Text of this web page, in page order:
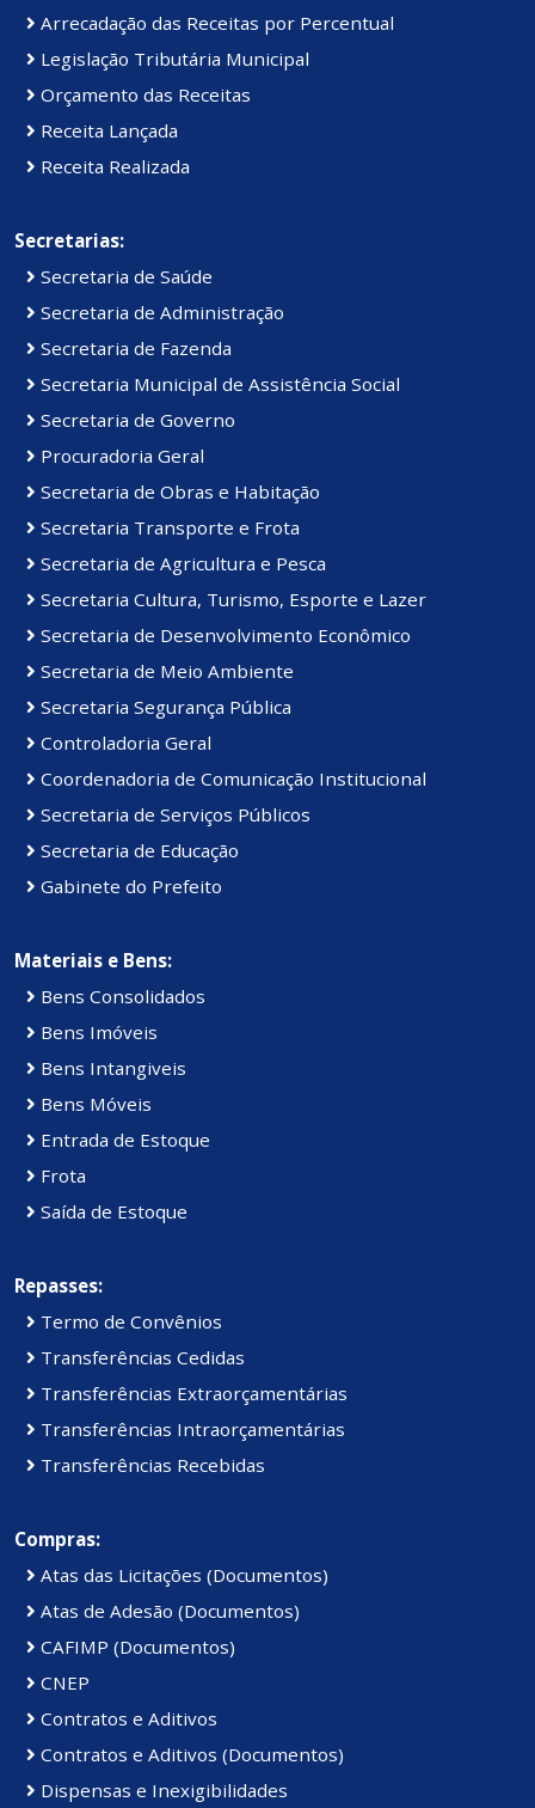
Arrecadação das Receitas por Percentual
Legislação Tributária Municipal
Orçamento das Receitas
Receita Lançada
Receita Realizada
Secretarias:
Secretaria de Saúde
Secretaria de Administração
Secretaria de Fazenda
Secretaria Municipal de Assistência Social
Secretaria de Governo
Procuradoria Geral
Secretaria de Obras e Habitação
Secretaria Transporte e Frota
Secretaria de Agricultura e Pesca
Secretaria Cultura, Turismo, Esporte e Lazer
Secretaria de Desenvolvimento Econômico
Secretaria de Meio Ambiente
Secretaria Segurança Pública
Controladoria Geral
Coordenadoria de Comunicação Institucional
Secretaria de Serviços Públicos
Secretaria de Educação
Gabinete do Prefeito
Materiais e Bens:
Bens Consolidados
Bens Imóveis
Bens Intangiveis
Bens Móveis
Entrada de Estoque
Frota
Saída de Estoque
Repasses:
Termo de Convênios
Transferências Cedidas
Transferências Extraorçamentárias
Transferências Intraorçamentárias
Transferências Recebidas
Compras:
Atas das Licitações (Documentos)
Atas de Adesão (Documentos)
CAFIMP (Documentos)
CNEP
Contratos e Aditivos
Contratos e Aditivos (Documentos)
Dispensas e Inexigibilidades